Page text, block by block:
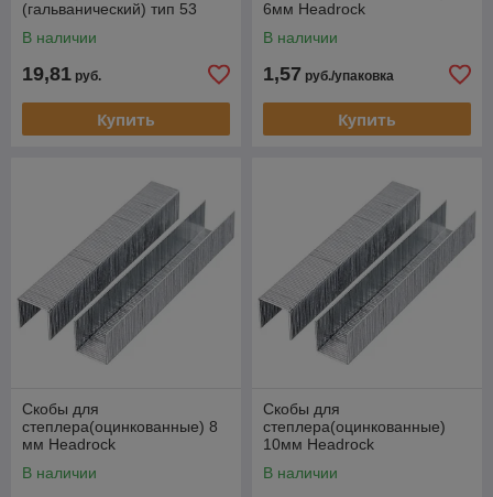
(гальванический) тип 53
В наличии
19,81 руб.
Купить
6мм Headrock
В наличии
1,57 руб./упаковка
Купить
Скобы для
степлера(оцинкованные) 8
мм Headrock
В наличии
Скобы для
степлера(оцинкованные)
10мм Headrock
В наличии